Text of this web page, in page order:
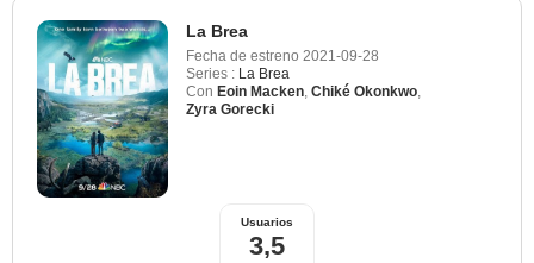
La Brea
Fecha de estreno 2021-09-28
Series : La Brea
Con Eoin Macken Chiké Okonkwo
Zyra Gorecki
Usuarios
3,5